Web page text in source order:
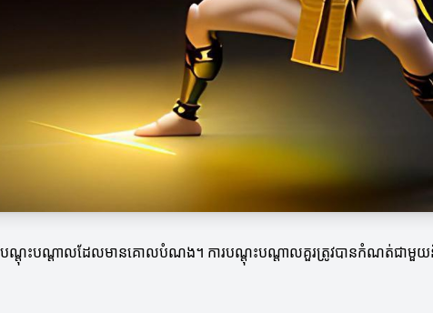
ណ្តុះបណ្តាលដែលមានគោលបំណង។ ការបណ្តុះបណ្តាលគួរត្រូវបានកំណត់ជាមួយនឹង